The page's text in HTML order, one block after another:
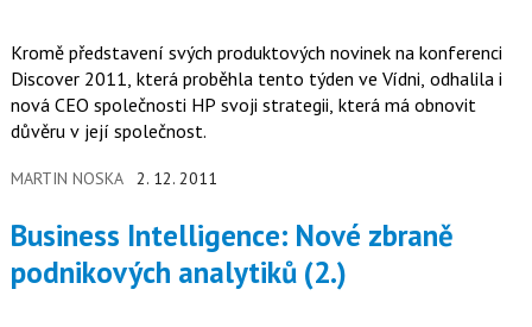
Kromě představení svých produktových novinek na konferenci
Discover 2011, která proběhla tento týden ve Vídni, odhalila i
nová CEO společnosti HP svoji strategii, která má obnovit
důvěru v její společnost.
MARTIN NOSKA 2. 12. 2011
Business Intelligence: Nové zbraně
podnikových analytiků (2.)